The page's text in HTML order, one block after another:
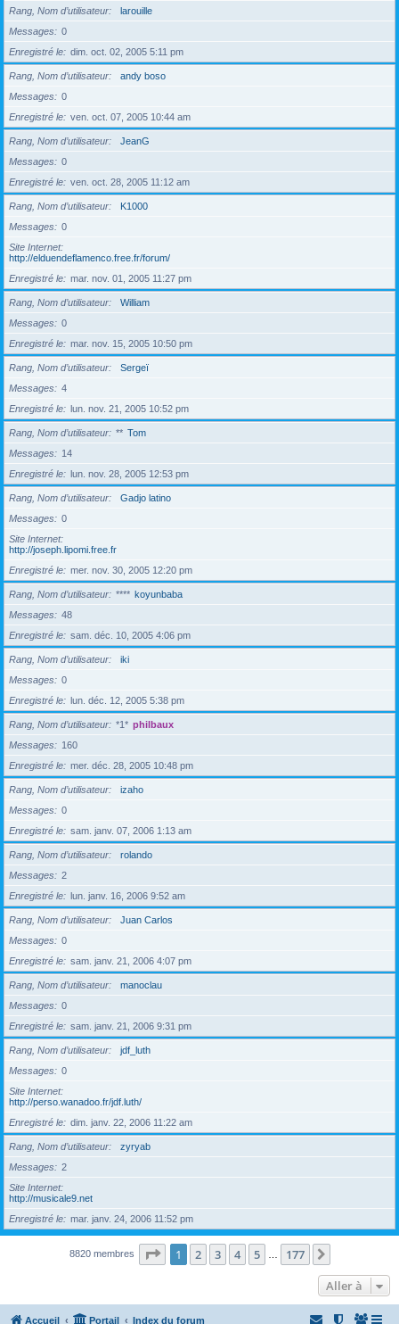
Rang, Nom d’utilisateur
larouille
Messages
0
Enregistré le
dim. oct. 02, 2005 5:11 pm
Rang, Nom d’utilisateur
andy boso
Messages
0
Enregistré le
ven. oct. 07, 2005 10:44 am
Rang, Nom d’utilisateur
JeanG
Messages
0
Enregistré le
ven. oct. 28, 2005 11:12 am
Rang, Nom d’utilisateur
K1000
Messages
0
Site Internet
http://elduendeflamenco.free.fr/forum/
Enregistré le
mar. nov. 01, 2005 11:27 pm
Rang, Nom d’utilisateur
William
Messages
0
Enregistré le
mar. nov. 15, 2005 10:50 pm
Rang, Nom d’utilisateur
Sergeï
Messages
4
Enregistré le
lun. nov. 21, 2005 10:52 pm
Rang, Nom d’utilisateur ** Tom
Messages
14
Enregistré le
lun. nov. 28, 2005 12:53 pm
Rang, Nom d’utilisateur
Gadjo latino
Messages
0
Site Internet
http://joseph.lipomi.free.fr
Enregistré le
mer. nov. 30, 2005 12:20 pm
Rang, Nom d’utilisateur **** koyunbaba
Messages
48
Enregistré le
sam. déc. 10, 2005 4:06 pm
Rang, Nom d’utilisateur
iki
Messages
0
Enregistré le
lun. déc. 12, 2005 5:38 pm
Rang, Nom d’utilisateur *1* philbaux
Messages
160
Enregistré le
mer. déc. 28, 2005 10:48 pm
Rang, Nom d’utilisateur
izaho
Messages
0
Enregistré le
sam. janv. 07, 2006 1:13 am
Rang, Nom d’utilisateur
rolando
Messages
2
Enregistré le
lun. janv. 16, 2006 9:52 am
Rang, Nom d’utilisateur
Juan Carlos
Messages
0
Enregistré le
sam. janv. 21, 2006 4:07 pm
Rang, Nom d’utilisateur
manoclau
Messages
0
Enregistré le
sam. janv. 21, 2006 9:31 pm
Rang, Nom d’utilisateur
jdf_luth
Messages
0
Site Internet
http://perso.wanadoo.fr/jdf.luth/
Enregistré le
dim. janv. 22, 2006 11:22 am
Rang, Nom d’utilisateur
zyryab
Messages
2
Site Internet
http://musicale9.net
Enregistré le
mar. janv. 24, 2006 11:52 pm
8820 membres Page 1sur177
1 2 3 4 5 177
Aller à
Accueil Portail Index du forum